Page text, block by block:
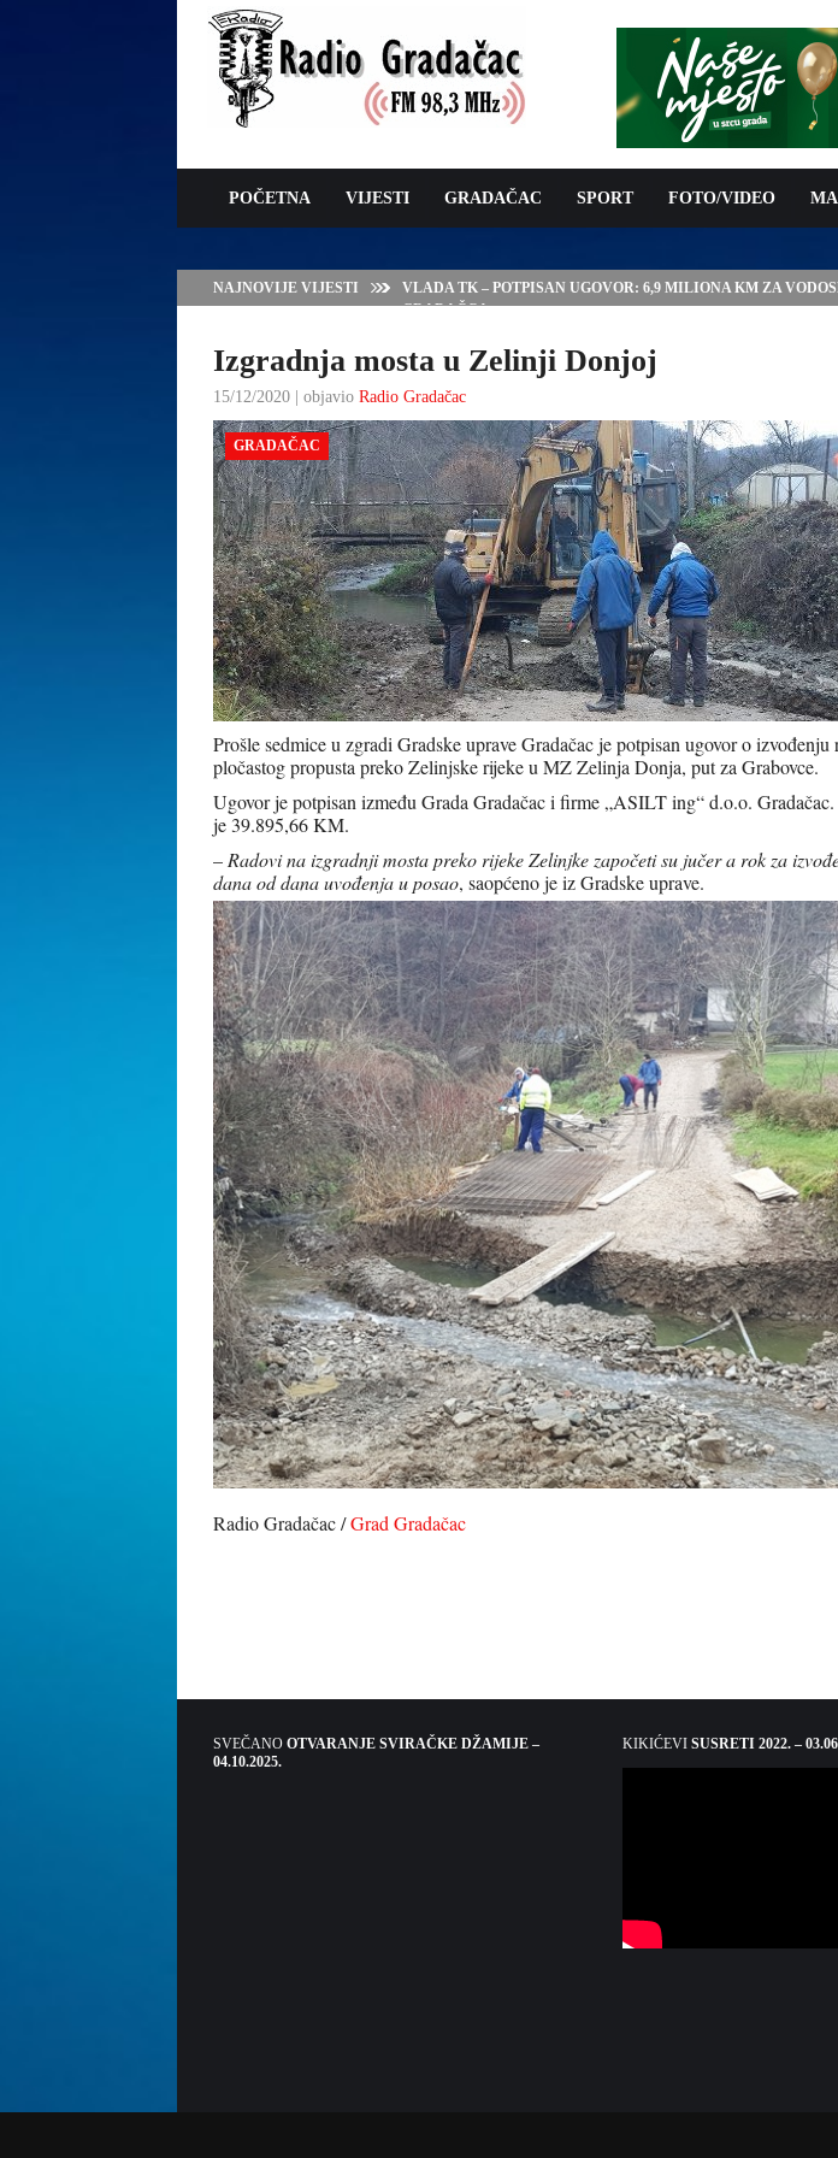
POČETNA VIJESTI GRADAČAC SPORT FOTO/VIDEO
NAJNOVIJE VIJESTI
VLADA TK – POTPISAN UGOVOR: 6,9 MILIONA KM ZA
GRADAČCA
Izgradnja mosta u Zelinji Donjoj
15/12/2020 | objavio Radio Gradačac
GRADAČAC
Prošle sedmice u zgradi Gradske uprave Gradačac je potpisan ugovor o izvođenju
pločastog propusta preko Zelinjske rijeke u MZ Zelinja Donja, put za Grabovce.
Ugovor je potpisan između Grada Gradačac i firme „ASILT ing“ d.o.o.
je 39.895,66 KM.
– Radovi na izgradnji mosta preko rijeke Zelinjke započeti su jučer a rok za
dana od dana uvođenja u posao, saopćeno je iz Gradske uprave.
Radio Gradačac /Grad Gradačac
SVEČANO OTVARANJE SVIRAČKE DŽAMIJE –
04.10.2025.
KIKIĆEVI SUSRETI 2022. –